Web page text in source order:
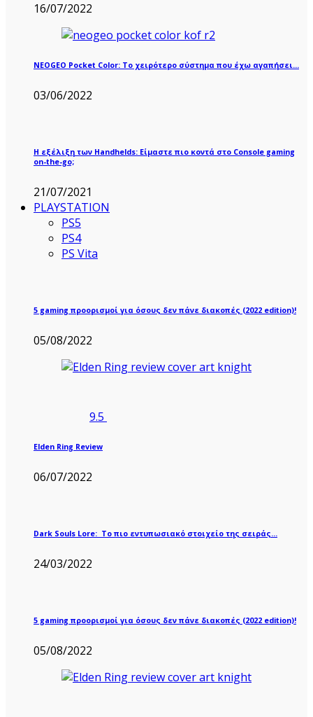
16/07/2022
NEOGEO Pocket Color: Το χειρότερο σύστημα που έχω αγαπήσει…
03/06/2022
Η εξέλιξη των Handhelds: Είμαστε πιο κοντά στο Console gaming
on-the-go;
21/07/2021
PLAYSTATION
PS5
PS4
PS Vita
5 gaming προορισμοί για όσους δεν πάνε διακοπές (2022 edition)!
05/08/2022
9.5
Elden Ring Review
06/07/2022
Dark Souls Lore: Το πιο εντυπωσιακό στοιχείο της σειράς…
24/03/2022
5 gaming προορισμοί για όσους δεν πάνε διακοπές (2022 edition)!
05/08/2022